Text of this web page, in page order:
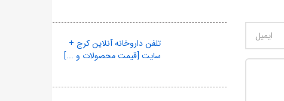
تلفن داروخانه آنلاین کرج +
سایت [قیمت محصولات و ...]